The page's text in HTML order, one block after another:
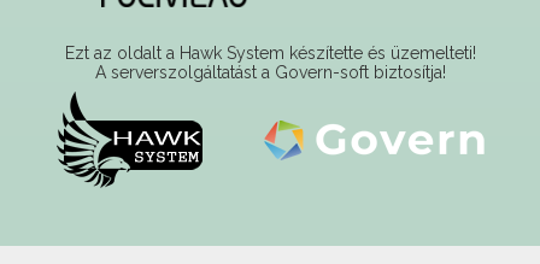
Ezt az oldalt a Hawk System készítette és üzemelteti!
A serverszolgáltatást a Govern-soft biztosítja!